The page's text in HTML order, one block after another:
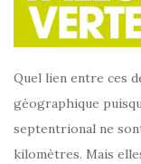
Quel lien entre ces
géographique
septentrional ne
kilomètres. Mais